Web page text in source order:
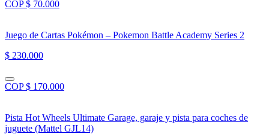
COP $ 70.000
Juego de Cartas Pokémon – Pokemon Battle Academy Series 2
$ 230.000
COP $ 170.000
Pista Hot Wheels Ultimate Garage, garaje y pista para coches de
juguete (Mattel GJL14)